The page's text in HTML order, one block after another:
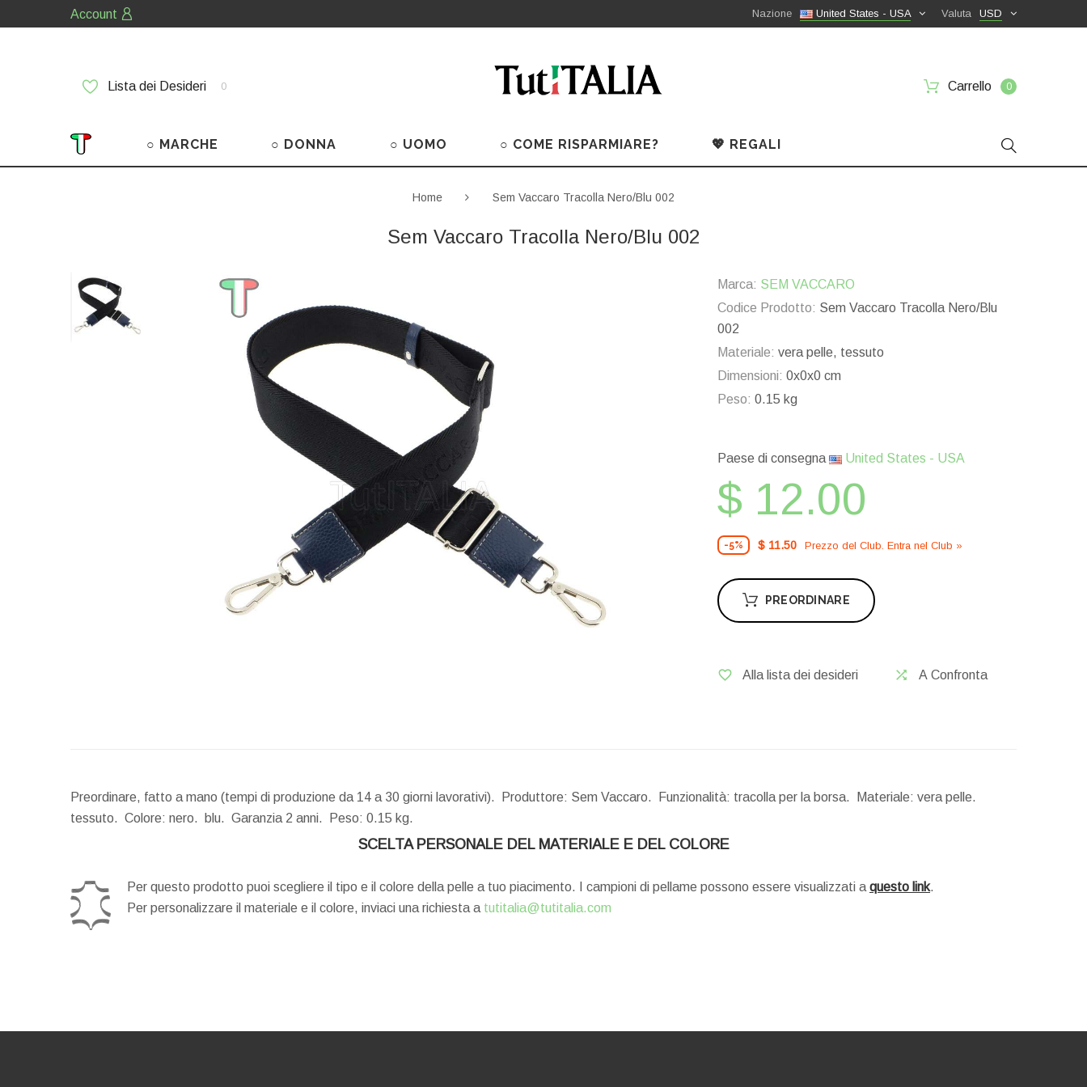
Account USD
Valuta
United States - USA
Nazione
Lista dei Desideri 0 Carrello 0
○ MARCHE ○ DONNA ○ UOMO ○ COME RISPARMIARE? 💖 REGALI
Home Sem Vaccaro Tracolla Nero/Blu 002
Sem Vaccaro Tracolla Nero/Blu 002
Marca: SEM VACCARO
Codice Prodotto: Sem Vaccaro Tracolla Nero/Blu
002
Materiale: vera pelle, tessuto
Dimensioni: 0x0x0 cm
Peso: 0.15 kg
Paese di consegna United States - USA
$ 12.00
-5% $ 11.50 Prezzo del Сlub. Entra nel Сlub »
PREORDINARE
Alla lista dei desideri A Confronta
Preordinare, fatto a mano (tempi di produzione da 14 a 30 giorni lavorativi). Produttore: Sem Vaccaro. Funzionalità: tracolla per la borsa. Materiale: vera pelle.
tessuto. Colore: nero. blu. Garanzia 2 anni.
Peso: 0.15 kg.
SCELTA PERSONALE DEL MATERIALE E DEL COLORE
Per questo prodotto puoi scegliere il tipo e il colore della pelle a tuo piacimento. I campioni di pellame possono essere visualizzati a questo link.
Per personalizzare il materiale e il colore, inviaci una richiesta a tutitalia@tutitalia.com